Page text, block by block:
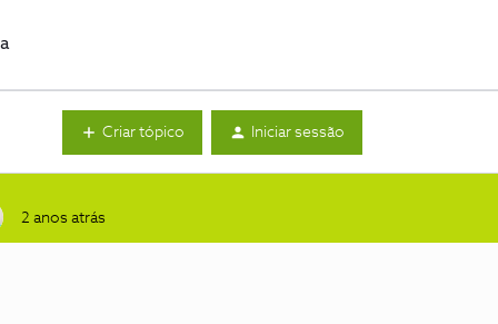
Criar tópico Iniciar sessão
2 anos atrás